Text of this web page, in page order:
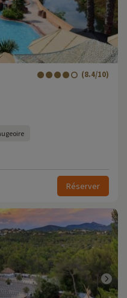
(8.4/10)
Réserver